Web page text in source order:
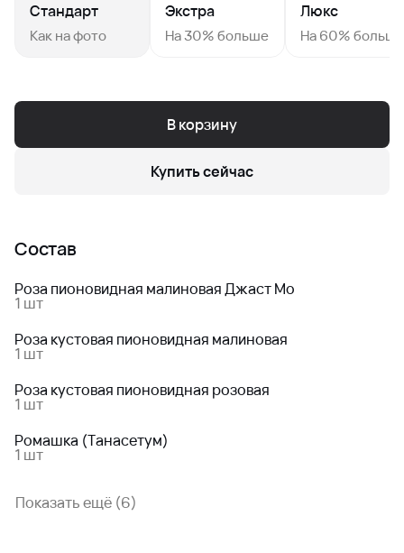
Стандарт
Как на фото
Экстра
На 30% больше
Люкс
На 60% больше
В корзину
Купить сейчас
Состав
Роза пионовидная малиновая Джаст Мо
1 шт
Роза кустовая пионовидная малиновая
1 шт
Роза кустовая пионовидная розовая
1 шт
Ромашка (Танасетум)
1 шт
Показать ещё (6)